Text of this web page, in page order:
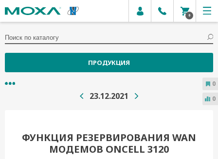
0
ПРОДУКЦИЯ
23.12.2021
ФУНКЦИЯ РЕЗЕРВИРОВАНИЯ WAN
МОДЕМОВ ONCELL 3120
0
0